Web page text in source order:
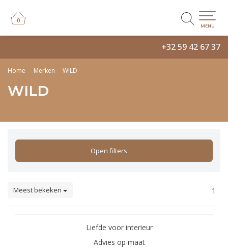
+32 59 42 67 37
0
0
MENU
Home Merken WILD
WILD
Open filters
Meest bekeken 1
Liefde voor interieur
Advies op maat